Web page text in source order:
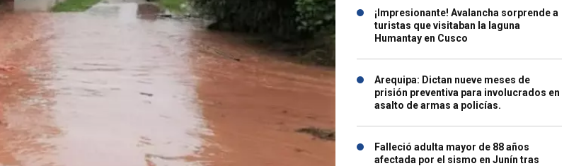
¡Impresionante! Avalancha sorprende a
turistas que visitaban la laguna
Humantay en Cusco
Arequipa: Dictan nueve meses de
prisión preventiva para involucrados en
asalto de armas a policías.
Falleció adulta mayor de 88 años
afectada por el sismo en Junín tras